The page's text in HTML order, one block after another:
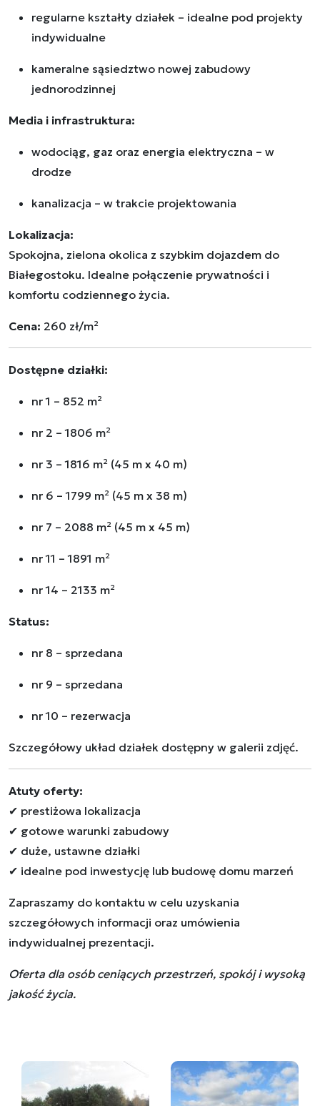
regularne kształty działek – idealne pod projekty
indywidualne
kameralne sąsiedztwo nowej zabudowy
jednorodzinnej
Media i infrastruktura:
wodociąg, gaz oraz energia elektryczna – w
drodze
kanalizacja – w trakcie projektowania
Lokalizacja:
Spokojna, zielona okolica z szybkim dojazdem do
Białegostoku. Idealne połączenie prywatności i
komfortu codziennego życia.
Cena: 260 zł/m²
Dostępne działki:
nr 1 – 852 m²
nr 2 – 1806 m²
nr 3 – 1816 m² (45 m x 40 m)
nr 6 – 1799 m² (45 m x 38 m)
nr 7 – 2088 m² (45 m x 45 m)
nr 11 – 1891 m²
nr 14 – 2133 m²
Status:
nr 8 – sprzedana
nr 9 – sprzedana
nr 10 – rezerwacja
Szczegółowy układ działek dostępny w galerii zdjęć.
Atuty oferty:
✔ prestiżowa lokalizacja
✔ gotowe warunki zabudowy
✔ duże, ustawne działki
✔ idealne pod inwestycję lub budowę domu marzeń
Zapraszamy do kontaktu w celu uzyskania
szczegółowych informacji oraz umówienia
indywidualnej prezentacji.
Oferta dla osób ceniących przestrzeń, spokój i wysoką
jakość życia.